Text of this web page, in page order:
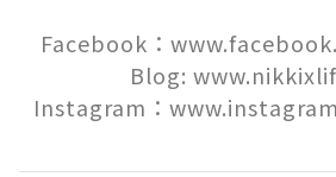
Facebook：
Blog:
Instagram：